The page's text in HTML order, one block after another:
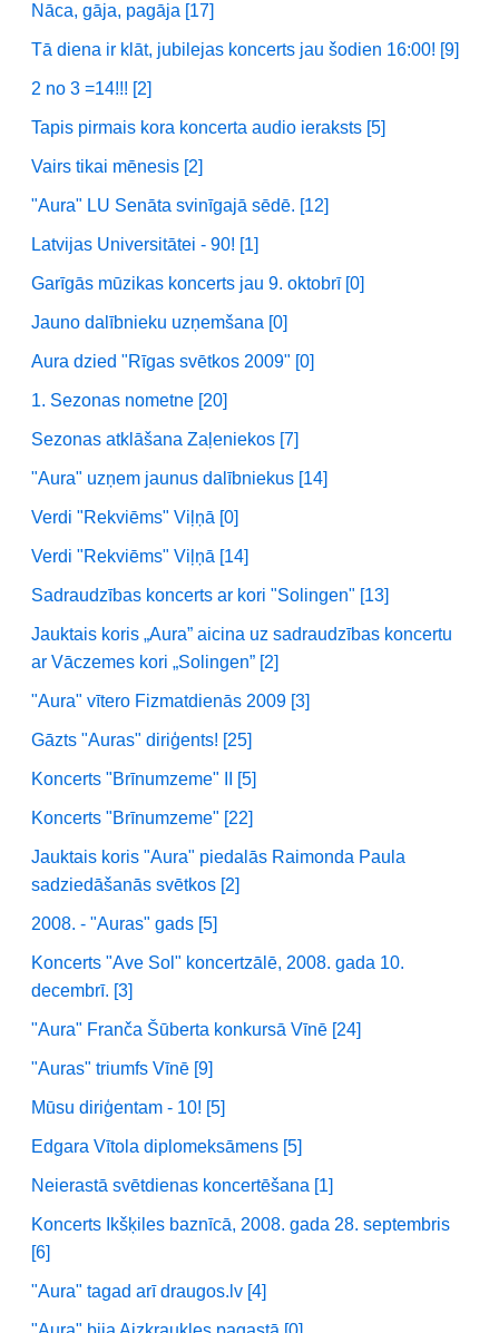
Nāca, gāja, pagāja [17]
Tā diena ir klāt, jubilejas koncerts jau šodien 16:00! [9]
2 no 3 =14!!! [2]
Tapis pirmais kora koncerta audio ieraksts [5]
Vairs tikai mēnesis [2]
"Aura" LU Senāta svinīgajā sēdē. [12]
Latvijas Universitātei - 90! [1]
Garīgās mūzikas koncerts jau 9. oktobrī [0]
Jauno dalībnieku uzņemšana [0]
Aura dzied "Rīgas svētkos 2009" [0]
1. Sezonas nometne [20]
Sezonas atklāšana Zaļeniekos [7]
"Aura" uzņem jaunus dalībniekus [14]
Verdi "Rekviēms" Viļņā [0]
Verdi "Rekviēms" Viļņā [14]
Sadraudzības koncerts ar kori "Solingen" [13]
Jauktais koris „Aura” aicina uz sadraudzības koncertu
ar Vāczemes kori „Solingen” [2]
"Aura" vītero Fizmatdienās 2009 [3]
Gāzts "Auras" diriģents! [25]
Koncerts "Brīnumzeme" II [5]
Koncerts "Brīnumzeme" [22]
Jauktais koris "Aura" piedalās Raimonda Paula
sadziedāšanās svētkos [2]
2008. - "Auras" gads [5]
Koncerts "Ave Sol" koncertzālē, 2008. gada 10.
decembrī. [3]
"Aura" Franča Šūberta konkursā Vīnē [24]
"Auras" triumfs Vīnē [9]
Mūsu diriģentam - 10! [5]
Edgara Vītola diplomeksāmens [5]
Neierastā svētdienas koncertēšana [1]
Koncerts Ikšķiles baznīcā, 2008. gada 28. septembris
[6]
"Aura" tagad arī draugos.lv [4]